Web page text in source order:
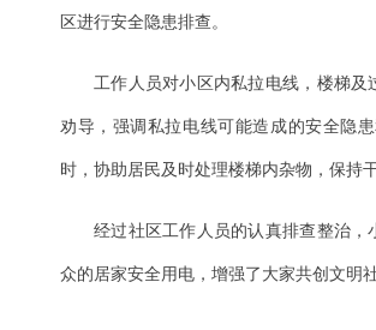
区进行安全隐患排查。
工作人员对小区内私拉电线，楼梯
劝导，强调私拉电线可能造成的安全隐
时，协助居民及时处理楼梯内杂物，保持
经过社区工作人员的认真排查整治
众的居家安全用电，增强了大家共创文明